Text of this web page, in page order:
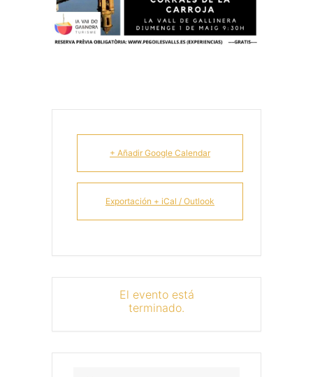
+ Añadir Google Calendar
Exportación + iCal / Outlook
El evento está
terminado.